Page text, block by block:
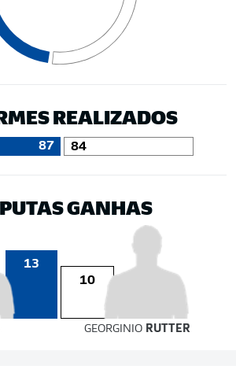
REALIZADOS
87 84
GANHAS
13
10
GEORGINIO RUTTER